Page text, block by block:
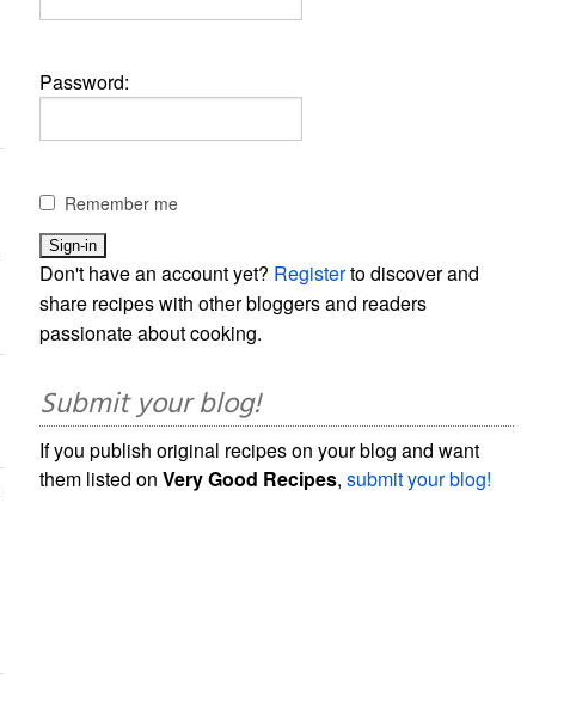
Password:
Remember me
Don't have an account yet? Registerto discover and
share recipes with other bloggers and readers
passionate about cooking.
Submit your blog!
If you publish original recipes on your blog and want
them listed onVery Good Recipes,submit your blog!